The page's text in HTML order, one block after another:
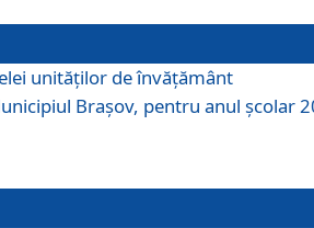
unităţilor de învăţământ
Braşov, pentru anul şcolar